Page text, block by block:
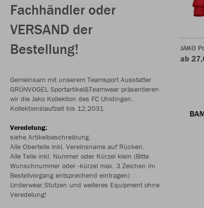
Fachhändler oder
VERSAND der
Bestellung!
Gemeinsam mit unserem Teamsport Ausstatter
GRÜNVOGEL Sportartikel&Teamwear präsentieren
wir die Jako Kollektion des FC Uhldingen.
Kollektionslaufzeit bis 12.2031
Veredelung:
siehe Artikelbeschreibung.
Alle Oberteile inkl. Vereinsname auf Rücken.
Alle Teile inkl. Nummer oder Kürzel klein (Bitte
Wunschnummer oder -kürzel max. 3 Zeichen im
Bestellvorgang entsprechend eintragen)
Underwear,Stutzen und weiteres Equipment ohne
Veredelung!
JAKO
ab